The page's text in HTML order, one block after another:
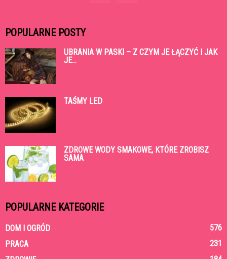
POPULARNE POSTY
UBRANIA W PASKI – Z CZYM JE ŁĄCZYĆ I JAK
JE...
TAŚMY LED
ZDROWE WODY SMAKOWE, KTÓRE ZROBISZ
SAMA
POPULARNE KATEGORIE
DOM I OGRÓD
576
PRACA
231